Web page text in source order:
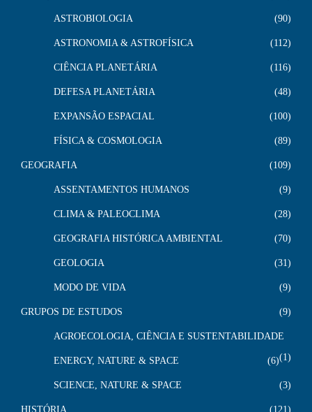
ASTROBIOLOGIA 90
ASTRONOMIA & ASTROFÍSICA 112
CIÊNCIA PLANETÁRIA 116
DEFESA PLANETÁRIA 48
EXPANSÃO ESPACIAL 100
FÍSICA & COSMOLOGIA 89
GEOGRAFIA 109
ASSENTAMENTOS HUMANOS 9
CLIMA & PALEOCLIMA 28
GEOGRAFIA HISTÓRICA AMBIENTAL 70
GEOLOGIA 31
MODO DE VIDA 9
GRUPOS DE ESTUDOS 9
AGROECOLOGIA, CIÊNCIA E SUSTENTABILIDADE
1
ENERGY, NATURE & SPACE 6
SCIENCE, NATURE & SPACE 3
HISTÓRIA 121